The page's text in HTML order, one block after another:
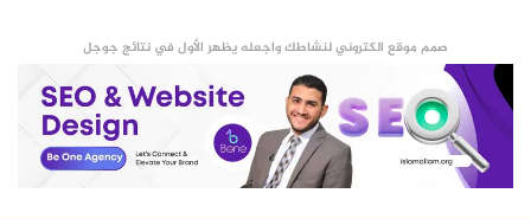
صمم موقع الكتروني لنشاطك واجعله يظهر الأول في نتائج جوجل